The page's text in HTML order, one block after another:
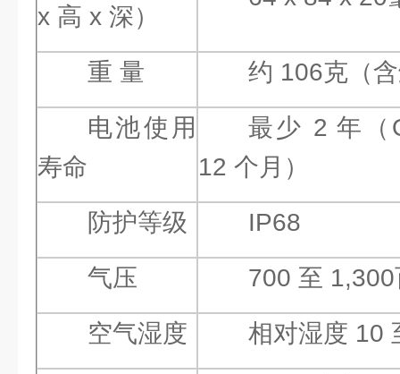
x 高 x 深）
重 量
约 106克（
电池使用
寿命
最少 2 年（
12 个月）
防护等级
IP68
气压
700 至 1,300
空气湿度
相对湿度 10